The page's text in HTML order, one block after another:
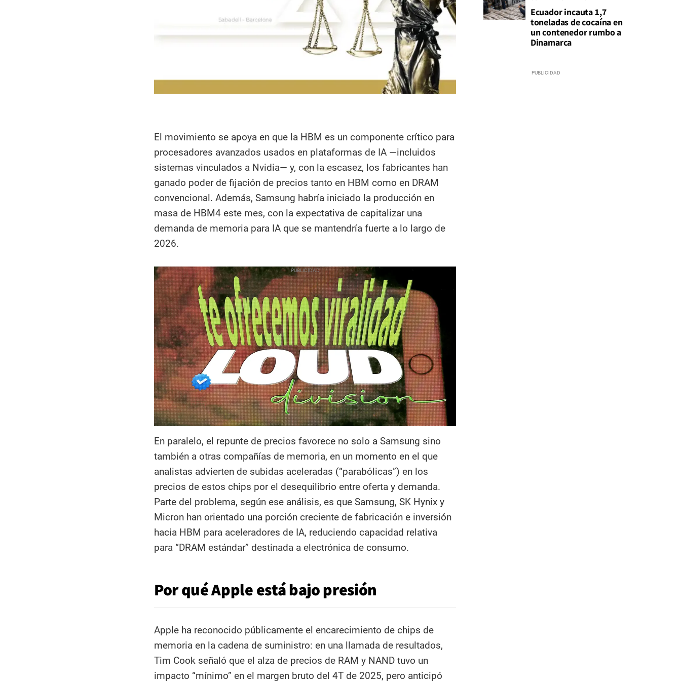
El movimiento se apoya en que la HBM es un componente crítico para
procesadores avanzados usados en plataformas de IA —incluidos
sistemas vinculados a Nvidia— y, con la escasez, los fabricantes han
ganado poder de fijación de precios tanto en HBM como en DRAM
convencional. Además, Samsung habría iniciado la producción en
masa de HBM4 este mes, con la expectativa de capitalizar una
demanda de memoria para IA que se mantendría fuerte a lo largo de
2026.​
En paralelo, el repunte de precios favorece no solo a Samsung sino
también a otras compañías de memoria, en un momento en el que
analistas advierten de subidas aceleradas (“parabólicas”) en los
precios de estos chips por el desequilibrio entre oferta y demanda.
Parte del problema, según ese análisis, es que Samsung, SK Hynix y
Micron han orientado una porción creciente de fabricación e inversión
hacia HBM para aceleradores de IA, reduciendo capacidad relativa
para “DRAM estándar” destinada a electrónica de consumo.​
Por qué Apple está bajo presión
Apple ha reconocido públicamente el encarecimiento de chips de
memoria en la cadena de suministro: en una llamada de resultados,
Tim Cook señaló que el alza de precios de RAM y NAND tuvo un
impacto “mínimo” en el margen bruto del 4T de 2025, pero anticipó
Ecuador incauta 1,7
toneladas de cocaína en
un contenedor rumbo a
Dinamarca